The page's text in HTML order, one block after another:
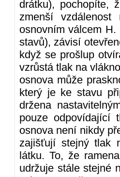
drátku), pochopíte,
zmenší
osnovním válcem
stavů), závisí
když se prošlup
vzrůstá tlak na
osnova může
který je ke stavu
držena
pouze odpovídající
osnova není nikdy
zajišťují stejný tlak
látku. To, že
udržuje stále stejné